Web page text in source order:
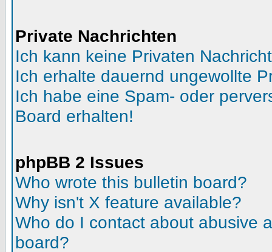
Private Nachrichten
Ich kann keine Privaten
Ich erhalte dauernd ungewollte
Ich habe eine Spam- oder
Board erhalten!
phpBB 2 Issues
Who wrote this bulletin board?
Why isn't X feature available?
Who do I contact about abusive
board?